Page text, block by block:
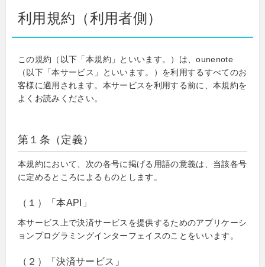
利用規約（利用者側）
この規約（以下「本規約」といいます。）は、ounenote
（以下「本サービス」といいます。）を利用するすべてのお
客様に適用されます。本サービスを利用する前に、本規約を
よくお読みください。
第１条（定義）
本規約において、次の各号に掲げる用語の意義は、当該各号
に定めるところによるものとします。
（１）「本API」
本サービス上で決済サービスを提供するためのアプリケーシ
ョンプログラミングインターフェイスのことをいいます。
（２）「決済サービス」